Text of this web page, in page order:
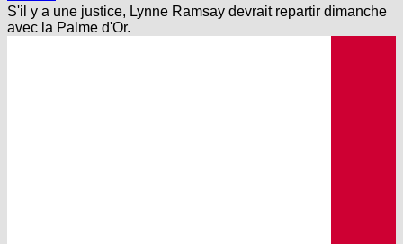
S'il y a une justice, Lynne Ramsay devrait repartir dimanche
avec la Palme d'Or.